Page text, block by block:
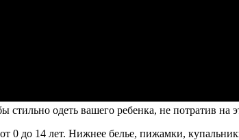
стильно одеть вашего ребенка, не потратив на
0 до 14 лет. Нижнее белье, пижамки,